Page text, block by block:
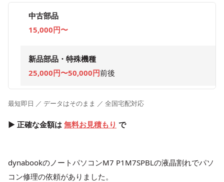
中古部品
15,000円〜
新品部品・特殊機種
25,000円〜50,000円前後
最短即日 ／ データはそのまま ／ 全国宅配対応
▶ 正確な金額は 無料お見積もり で
dynabookのノートパソコンM7 P1M7SPBLの液晶割れでパソ
コン修理の依頼がありました。